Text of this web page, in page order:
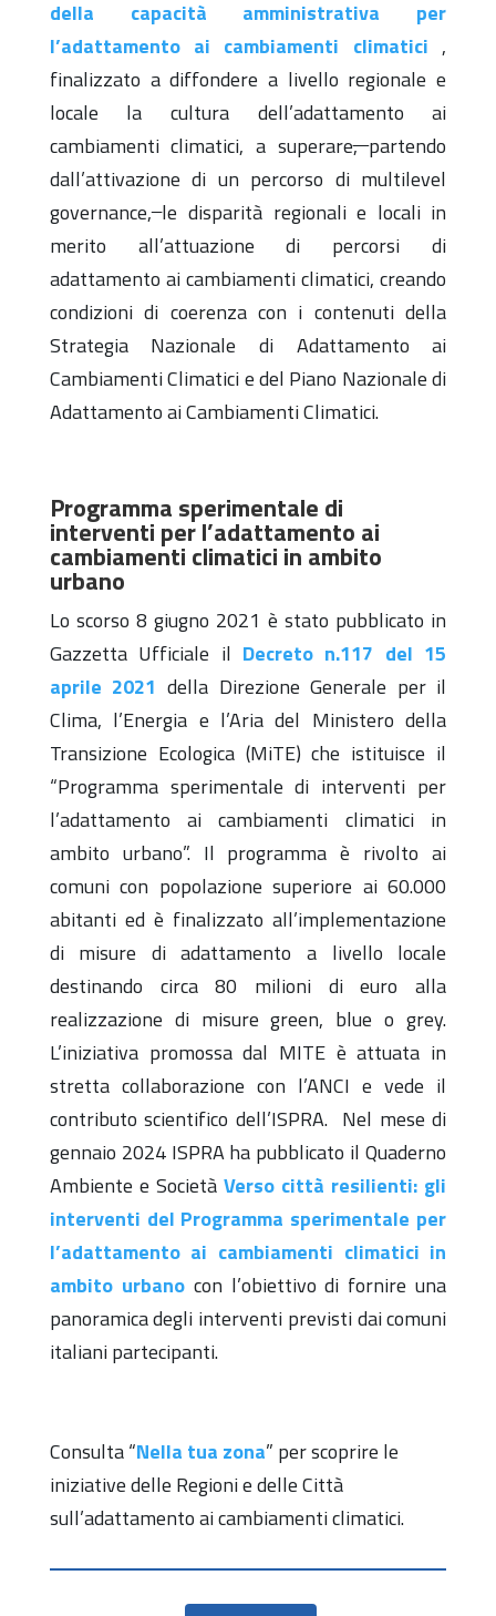
della capacità amministrativa per
l’adattamento ai cambiamenti climatici ,
finalizzato a diffondere a livello regionale e
locale la cultura dell’adattamento ai
cambiamenti climatici, a superare,partendo
dall’attivazione di un percorso di multilevel
governance, le disparità regionali e locali in
merito all’attuazione di percorsi di
adattamento ai cambiamenti climatici, creando
condizioni di coerenza con i contenuti della
Strategia Nazionale di Adattamento ai
Cambiamenti Climatici e del Piano Nazionale di
Adattamento ai Cambiamenti Climatici.
Programma sperimentale di
interventi per l’adattamento ai
cambiamenti climatici in ambito
urbano
Lo scorso 8 giugno 2021 è stato pubblicato in
Gazzetta Ufficiale il Decreto n.117 del 15
aprile 2021 della Direzione Generale per il
Clima, l’Energia e l’Aria del Ministero della
Transizione Ecologica (MiTE) che istituisce il
“Programma sperimentale di interventi per
l’adattamento ai cambiamenti climatici in
ambito urbano”. Il programma è rivolto ai
comuni con popolazione superiore ai 60.000
abitanti ed è finalizzato all’implementazione
di misure di adattamento a livello locale
destinando circa 80 milioni di euro alla
realizzazione di misure green, blue o grey.
L’iniziativa promossa dal MITE è attuata in
stretta collaborazione con l’ANCI e vede il
contributo scientifico dell’ISPRA. Nel mese di
gennaio 2024 ISPRA ha pubblicato il Quaderno
Ambiente e Società Verso città resilienti: gli
interventi del Programma sperimentale per
l’adattamento ai cambiamenti climatici in
ambito urbanocon l’obiettivo di fornire una
panoramica degli interventi previsti dai comuni
italiani partecipanti.
Consulta “Nella tua zona” per scoprire le
iniziative delle Regioni e delle Città
sull’adattamento ai cambiamenti climatici.